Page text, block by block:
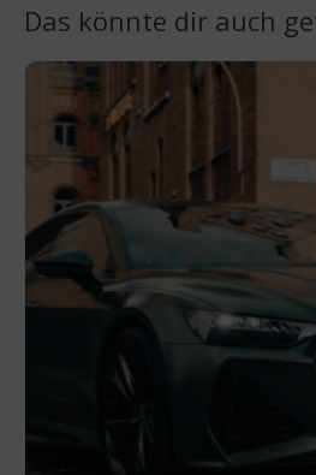
Das könnte dir auch